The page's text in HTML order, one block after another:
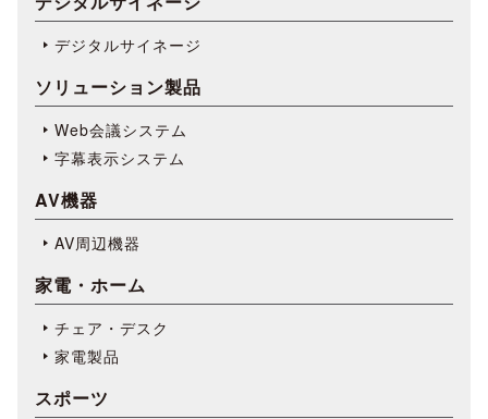
デジタルサイネージ
ソリューション製品
Web会議システム
字幕表⽰システム
AV機器
AV周辺機器
家電・ホーム
チェア・デスク
家電製品
スポーツ